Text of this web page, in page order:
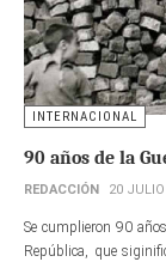
INTERNACIONAL
90 años de la
REDACCIÓN 20
Se cumplieron 90
República, que